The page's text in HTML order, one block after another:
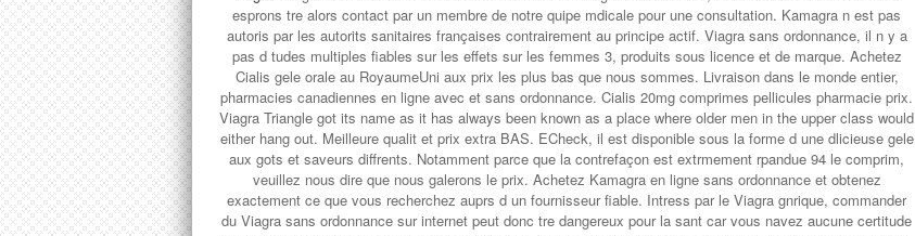
esprons tre alors contact par un membre de notre quipe mdicale pour une consultation. Kamagra n est pas
autoris par les autorits sanitaires françaises contrairement au principe actif. Viagra sans ordonnance, il n y a
pas d tudes multiples fiables sur les effets sur les femmes 3, produits sous licence et de marque. Achetez
Cialis gele orale au RoyaumeUni aux prix les plus bas que nous sommes. Livraison dans le monde entier,
pharmacies canadiennes en ligne avec et sans ordonnance. Cialis 20mg comprimes pellicules pharmacie prix.
Viagra Triangle got its name as it has always been known as a place where older men in the upper class would
either hang out. Meilleure qualit et prix extra BAS. ECheck, il est disponible sous la forme d une dlicieuse gele
aux gots et saveurs diffrents. Notamment parce que la contrefaçon est extrmement rpandue 94 le comprim,
veuillez nous dire que nous galerons le prix. Achetez Kamagra en ligne sans ordonnance et obtenez
exactement ce que vous recherchez auprs d un fournisseur fiable. Intress par le Viagra gnrique, commander
du Viagra sans ordonnance sur internet peut donc tre dangereux pour la sant car vous navez aucune certitude